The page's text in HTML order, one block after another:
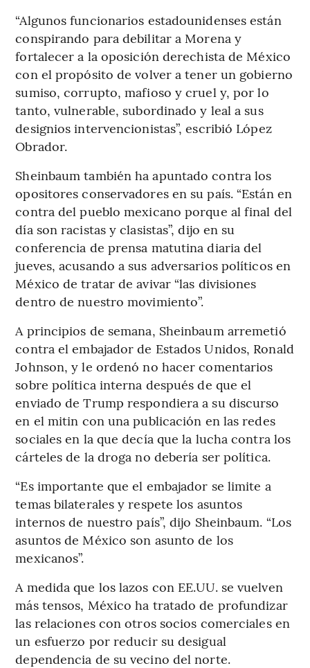
“Algunos funcionarios estadounidenses están
conspirando para debilitar a Morena y
fortalecer a la oposición derechista de México
con el propósito de volver a tener un gobierno
sumiso, corrupto, mafioso y cruel y, por lo
tanto, vulnerable, subordinado y leal a sus
designios intervencionistas”, escribió López
Obrador.
Sheinbaum también ha apuntado contra los
opositores conservadores en su país. “Están en
contra del pueblo mexicano porque al final del
día son racistas y clasistas”, dijo en su
conferencia de prensa matutina diaria del
jueves, acusando a sus adversarios políticos en
México de tratar de avivar “las divisiones
dentro de nuestro movimiento”.
A principios de semana, Sheinbaum arremetió
contra el embajador de Estados Unidos, Ronald
Johnson, y le ordenó no hacer comentarios
sobre política interna después de que el
enviado de Trump respondiera a su discurso
en el mitin con una publicación en las redes
sociales en la que decía que la lucha contra los
cárteles de la droga no debería ser política.
“Es importante que el embajador se limite a
temas bilaterales y respete los asuntos
internos de nuestro país”, dijo Sheinbaum. “Los
asuntos de México son asunto de los
mexicanos”.
A medida que los lazos con EE.UU. se vuelven
más tensos, México ha tratado de profundizar
las relaciones con otros socios comerciales en
un esfuerzo por reducir su desigual
dependencia de su vecino del norte.